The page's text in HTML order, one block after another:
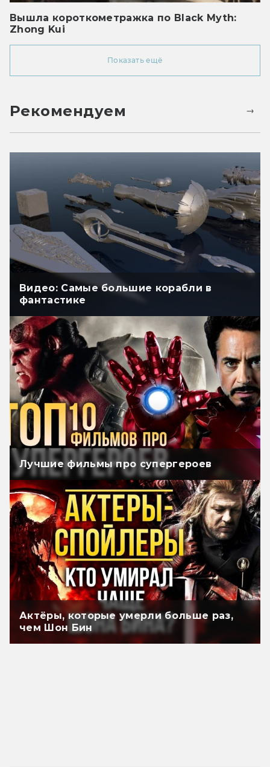
Вышла короткометражка по Black Myth:
Zhong Kui
Показать ещё
Рекомендуем
Видео: Самые большие корабли в
фантастике
Лучшие фильмы про супергероев
Актёры, которые умерли больше раз,
чем Шон Бин